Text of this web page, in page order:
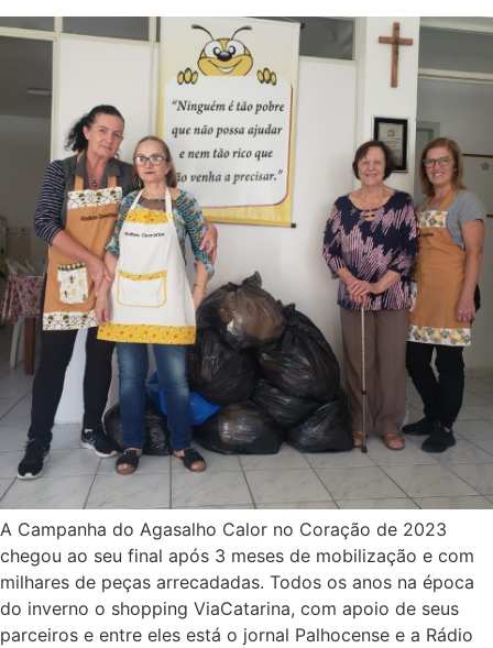
A Campanha do Agasalho Calor no Coração de 2023
chegou ao seu final após 3 meses de mobilização e com
milhares de peças arrecadadas. Todos os anos na época
do inverno o shopping ViaCatarina, com apoio de seus
parceiros e entre eles está o jornal Palhocense e a Rádio